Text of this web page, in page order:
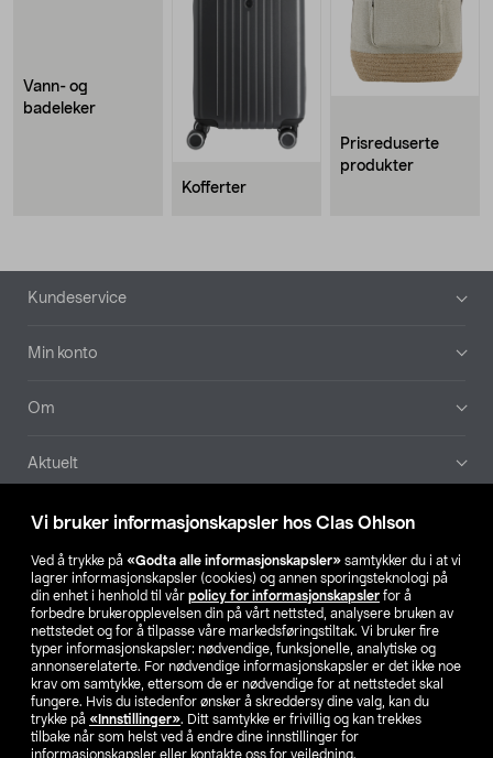
Vi bruker informasjonskapsler hos Clas Ohlson
Ved å trykke på «Godta alle informasjonskapsler» samtykker du i at vi
lagrer informasjonskapsler (cookies) og annen sporingsteknologi på
din enhet i henhold til vår policy for informasjonskapsler for å
forbedre brukeropplevelsen din på vårt nettsted, analysere bruken av
nettstedet og for å tilpasse våre markedsføringstiltak. Vi bruker fire
typer informasjonskapsler: nødvendige, funksjonelle, analytiske og
annonserelaterte. For nødvendige informasjonskapsler er det ikke noe
krav om samtykke, ettersom de er nødvendige for at nettstedet skal
fungere. Hvis du istedenfor ønsker å skreddersy dine valg, kan du
trykke på «Innstillinger». Ditt samtykke er frivillig og kan trekkes
tilbake når som helst ved å endre dine innstillinger for
informasjonskapsler eller kontakte oss for veiledning.
Vann- og
badeleker
Kofferter
Prisreduserte
produkter
Bunntekst
Kundeservice
Min konto
Om
Aktuelt
Våre selskaper
Finn din butikk
SE NO FI